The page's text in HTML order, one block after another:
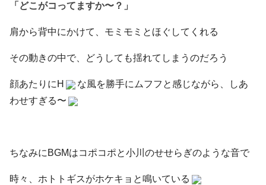
「どこがコってますか〜？」
肩から背中にかけて、モミモミとほぐしてくれる
その動きの中で、どうしても揺れてしまうのだろう
顔あたりにH
な風を勝手にムフフと感じながら、しあ
わせすぎる〜
ちなみにBGMはコポコポと小川のせせらぎのような音で
時々、ホトトギスがホケキョと鳴いている